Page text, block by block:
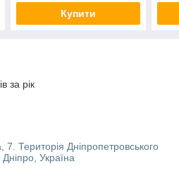
Купити
за рік
Територія Дніпропетровського
Україна